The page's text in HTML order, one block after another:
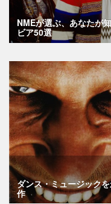
NMEが選ぶ、あなたが
ビア50選
ダンス・ミュージック
作